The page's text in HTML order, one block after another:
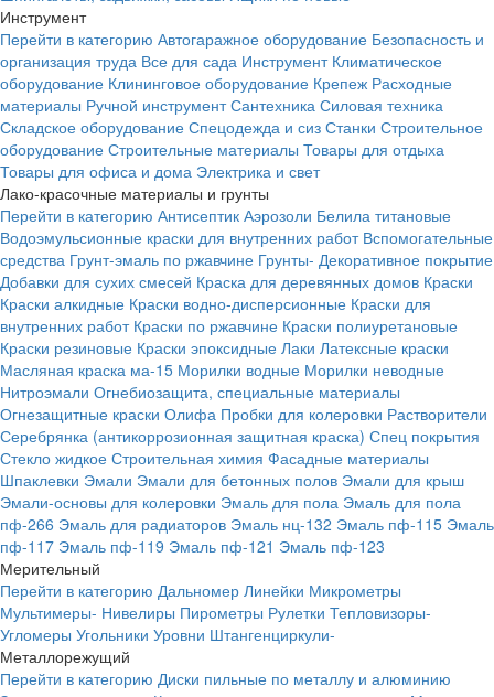
Инструмент
Перейти в категорию Автогаражное оборудование Безопасность и
организация труда Все для сада Инструмент Климатическое
оборудование Клининговое оборудование Крепеж Расходные
материалы Ручной инструмент Сантехника Силовая техника
Складское оборудование Спецодежда и сиз Станки Строительное
оборудование Строительные материалы Товары для отдыха
Товары для офиса и дома Электрика и свет
Лако-красочные материалы и грунты
Перейти в категорию Антисептик Аэрозоли Белила титановые
Водоэмульсионные краски для внутренних работ Вспомогательные
средства Грунт-эмаль по ржавчине Грунты- Декоративное покрытие
Добавки для сухих смесей Краска для деревянных домов Краски
Краски алкидные Краски водно-дисперсионные Краски для
внутренних работ Краски по ржавчине Краски полиуретановые
Краски резиновые Краски эпоксидные Лаки Латексные краски
Масляная краска ма-15 Морилки водные Морилки неводные
Нитроэмали Огнебиозащита, специальные материалы
Огнезащитные краски Олифа Пробки для колеровки Растворители
Серебрянка (антикоррозионная защитная краска) Спец покрытия
Стекло жидкое Строительная химия Фасадные материалы
Шпаклевки Эмали Эмали для бетонных полов Эмали для крыш
Эмали-основы для колеровки Эмаль для пола Эмаль для пола
пф-266 Эмаль для радиаторов Эмаль нц-132 Эмаль пф-115 Эмаль
пф-117 Эмаль пф-119 Эмаль пф-121 Эмаль пф-123
Мерительный
Перейти в категорию Дальномер Линейки Микрометры
Мультимеры- Нивелиры Пирометры Рулетки Тепловизоры-
Угломеры Угольники Уровни Штангенциркули-
Металлорежущий
Перейти в категорию Диски пильные по металлу и алюминию